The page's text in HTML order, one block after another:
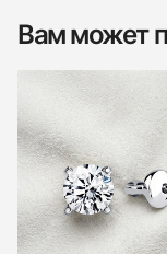
Вам может